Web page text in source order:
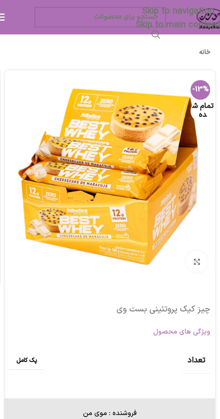
Skip to navigation
Skip to main content
خانه
-13%
تمام ش
ده
برای بزرگنمایی کلیک کنید
چیز کیک پروتئینی بست وی
ویژگی های محصول
تعداد پک کامل
فروشنده : موی من